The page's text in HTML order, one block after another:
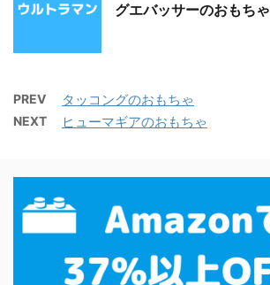
グエバッサーのおもちゃ
PREV タッコングのおもちゃ
NEXT ヒューマギアのおもちゃ